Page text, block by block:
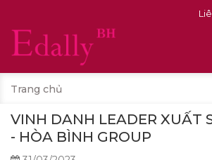
Trang chủ
​​​​​​​VINH DANH LEADER XUẤT
- HÒA BÌNH GROUP